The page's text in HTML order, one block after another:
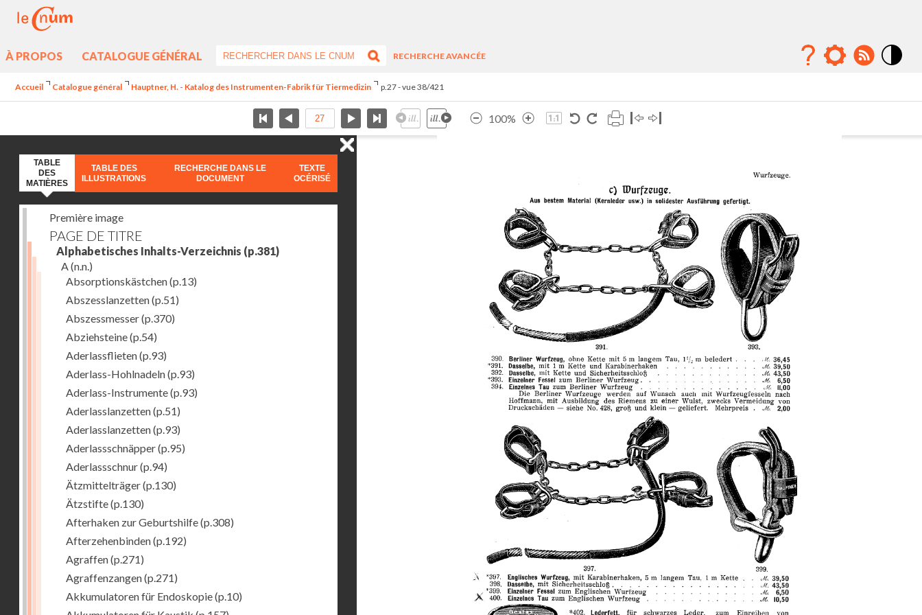
À PROPOS CATALOGUE GÉNÉRAL
RECHERCHE AVANCÉE
Accueil Catalogue général Hauptner, H. - Katalog des Instrumenten-Fabrik für Tiermedizin p.27 - vue 38/421
100%
TABLE
DES
MATIÈRES
TABLE DES
ILLUSTRATIONS
RECHERCHE DANS LE
DOCUMENT
TEXTE
OCÉRISÉ
Première image
PAGE DE TITRE
Alphabetisches Inhalts-Verzeichnis (p.381)
A(n.n.)
Absorptionskästchen(p.13)
Abszesslanzetten(p.51)
Abszessmesser(p.370)
Abziehsteine(p.54)
Aderlassflieten(p.93)
Aderlass-Hohlnadeln(p.93)
Aderlass-Instrumente(p.93)
Aderlasslanzetten(p.51)
Aderlasslanzetten(p.93)
Aderlassschnäpper(p.95)
Aderlassschnur(p.94)
Ätzmittelträger(p.130)
Ätzstifte(p.130)
Afterhaken zur Geburtshilfe(p.308)
Afterzehenbinden(p.192)
Agraffen(p.271)
Agraffenzangen(p.271)
Akkumulatoren für Endoskopie(p.10)